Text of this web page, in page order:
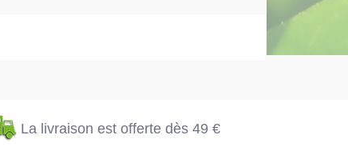
La livraison est offerte dès 49 €
toute sécurité